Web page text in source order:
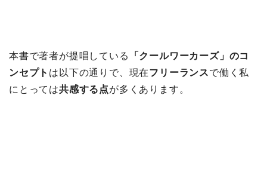
本書で著者が提唱している
「クールワーカーズ」のコ
ンセプト は以下の通りで、現在フリーランスで働く私
にとっては共感する点が多くあります。